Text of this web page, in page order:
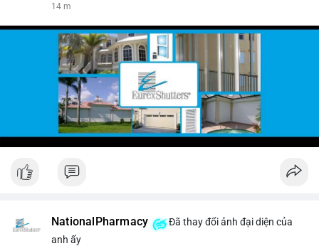
14 m
NationalPharmacy
Đã thay đổi ảnh đại diện của
anh ấy